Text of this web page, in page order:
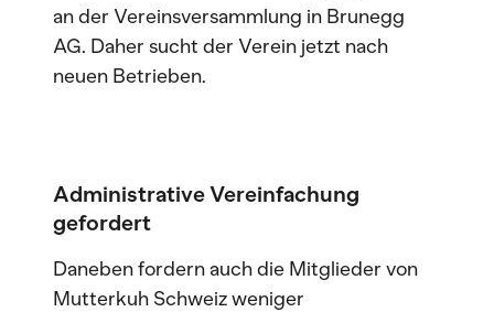
an der Vereinsversammlung in Brunegg
AG. Daher sucht der Verein jetzt nach
neuen Betrieben.
Administrative Vereinfachung
gefordert
Daneben fordern auch die Mitglieder von
Mutterkuh Schweiz weniger